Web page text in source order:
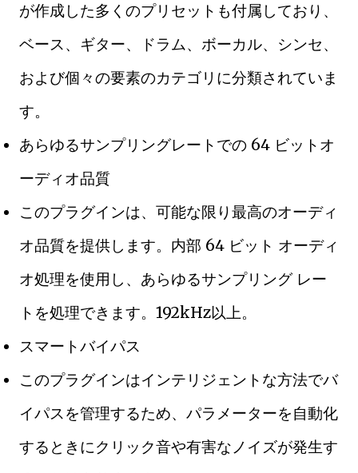
が作成した多くのプリセットも付属しており、
ベース、ギター、ドラム、ボーカル、シンセ、
および個々の要素のカテゴリに分類されていま
す。
あらゆるサンプリングレートでの 64 ビットオ
ーディオ品質
このプラグインは、可能な限り最高のオーディ
オ品質を提供します。内部 64 ビット オーディ
オ処理を使用し、あらゆるサンプリング レー
トを処理できます。192kHz以上。
スマートバイパス
このプラグインはインテリジェントな方法でバ
イパスを管理するため、パラメーターを自動化
するときにクリック音や有害なノイズが発生す